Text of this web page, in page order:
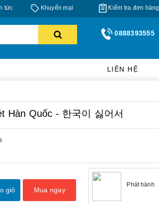
Kiểm tra đơn hàng
Khuyến mại
tức
0888393555
LIÊN HỆ
Hàn Quốc - 한국이 싫어서
giỏ Mua ngay
Phát hành